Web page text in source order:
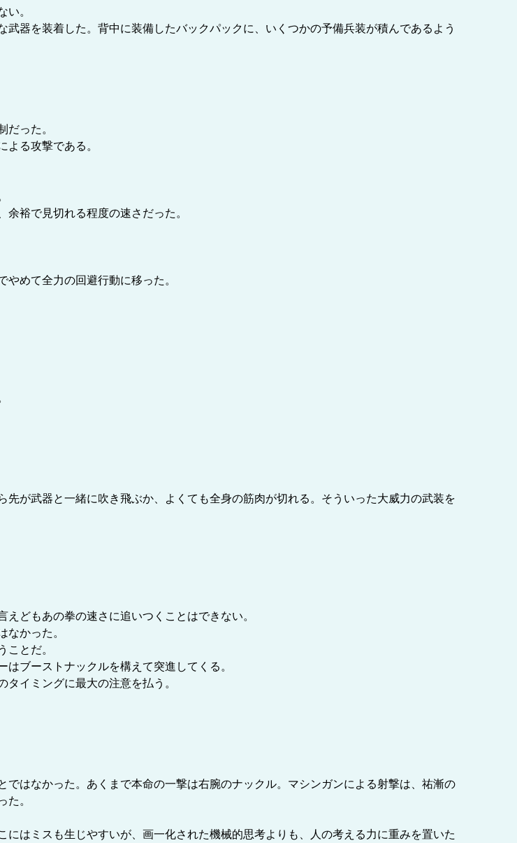
い。
器を装着した。背中に装備したバックパックに、いくつかの予備兵装が積んであるよう
った。
る攻撃である。
裕で見切れる程度の速さだった。
めて全力の回避行動に移った。
が武器と一緒に吹き飛ぶか、よくても全身の筋肉が切れる。そういった大威力の武装を
どもあの拳の速さに追いつくことはできない。
かった。
とだ。
ブーストナックルを構えて突進してくる。
イミングに最大の注意を払う。
はなかった。あくまで本命の一撃は右腕のナックル。マシンガンによる射撃は、祐漸の
た。
はミスも生じやすいが、画一化された機械的思考よりも、人の考える力に重みを置いた